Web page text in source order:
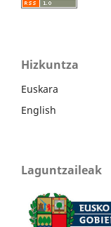
Hizkuntza
Euskara
English
Laguntzaileak